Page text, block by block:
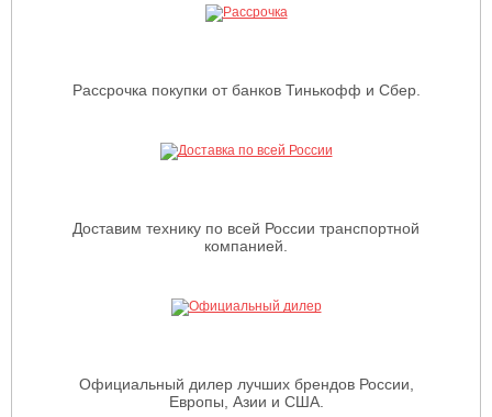
Рассрочка покупки от банков Тинькофф и Сбер.
Доставим технику по всей России транспортной
компанией.
Официальный дилер лучших брендов России,
Европы, Азии и США.